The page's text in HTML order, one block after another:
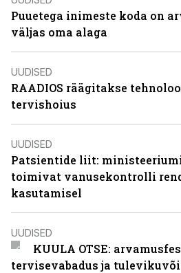
Puuetega inimeste koda on
väljas oma alaga
UUDISED
RAADIOS räägitakse
tervishoius
UUDISED
Patsientide liit:
toimivat vanusekontrolli
kasutamisel
UUDISED
KUULA OTSE:
tervisevabadus ja